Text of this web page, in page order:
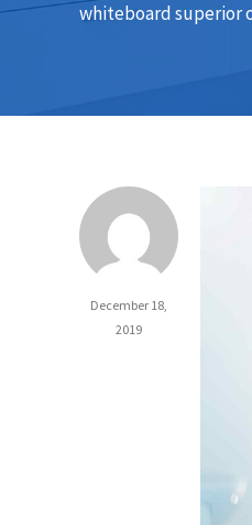
whiteboard superior
December 18,
2019